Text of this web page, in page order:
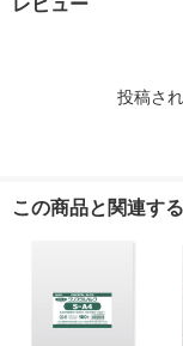
レビュー
投稿さ
この商品と関連す